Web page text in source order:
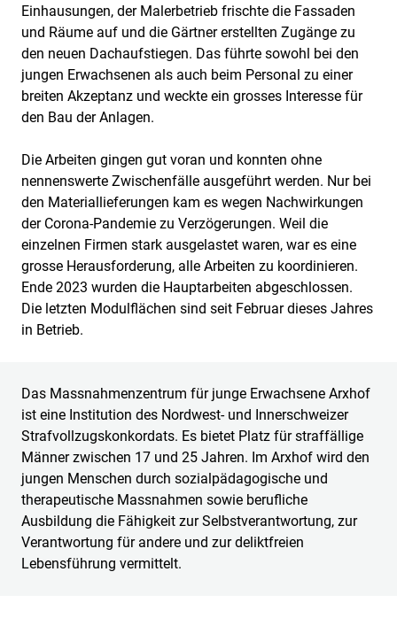
Einhausungen, der Malerbetrieb frischte die Fassaden
und Räume auf und die Gärtner erstellten Zugänge zu
den neuen Dachaufstiegen. Das führte sowohl bei den
jungen Erwachsenen als auch beim Personal zu einer
breiten Akzeptanz und weckte ein grosses Interesse für
den Bau der Anlagen.
Die Arbeiten gingen gut voran und konnten ohne
nennenswerte Zwischenfälle ausgeführt werden. Nur bei
den Materiallieferungen kam es wegen Nachwirkungen
der Corona-Pandemie zu Verzögerungen. Weil die
einzelnen Firmen stark ausgelastet waren, war es eine
grosse Herausforderung, alle Arbeiten zu koordinieren.
Ende 2023 wurden die Hauptarbeiten abgeschlossen.
Die letzten Modulflächen sind seit Februar dieses Jahres
in Betrieb.
Das Massnahmenzentrum für junge Erwachsene Arxhof
ist eine Institution des Nordwest- und Innerschweizer
Strafvollzugskonkordats. Es bietet Platz für straffällige
Männer zwischen 17 und 25 Jahren. Im Arxhof wird den
jungen Menschen durch sozialpädagogische und
therapeutische Massnahmen sowie berufliche
Ausbildung die Fähigkeit zur Selbstverantwortung, zur
Verantwortung für andere und zur deliktfreien
Lebensführung vermittelt.